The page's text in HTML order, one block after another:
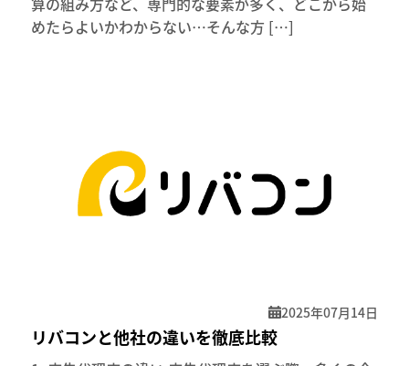
めたらよいかわからない…そんな方 […]
2025年07月14日
リバコンと他社の違いを徹底比較